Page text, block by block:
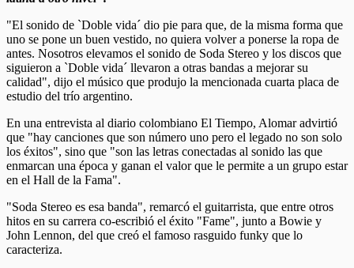
"El sonido de `Doble vida´ dio pie para que, de la misma forma que
uno se pone un buen vestido, no quiera volver a ponerse la ropa de
antes. Nosotros elevamos el sonido de Soda Stereo y los discos que
siguieron a `Doble vida´ llevaron a otras bandas a mejorar su
calidad", dijo el músico que produjo la mencionada cuarta placa de
estudio del trío argentino.
En una entrevista al diario colombiano El Tiempo, Alomar advirtió
que "hay canciones que son número uno pero el legado no son solo
los éxitos", sino que "son las letras conectadas al sonido las que
enmarcan una época y ganan el valor que le permite a un grupo estar
en el Hall de la Fama".
"Soda Stereo es esa banda", remarcó el guitarrista, que entre otros
hitos en su carrera co-escribió el éxito "Fame", junto a Bowie y
John Lennon, del que creó el famoso rasguido funky que lo
caracteriza.